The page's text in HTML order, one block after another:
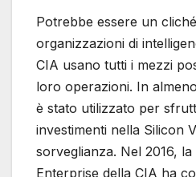
Potrebbe essere un
organizzazioni di
CIA usano tutti i mezzi
loro operazioni. In
è stato utilizzato per
investimenti nella Silicon
sorveglianza. Nel 2016,
Enterprise della CIA ha